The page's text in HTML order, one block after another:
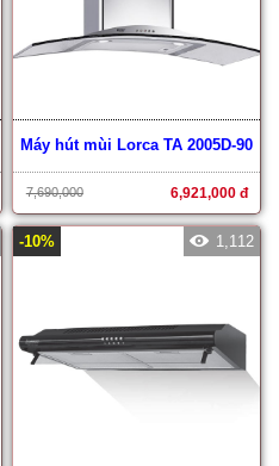
Máy hút mùi Lorca TA 2005D-90
7,690,000 6,921,000 đ
-10% 1,112